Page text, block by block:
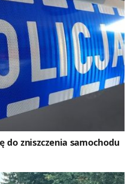
do zniszczenia samochodu